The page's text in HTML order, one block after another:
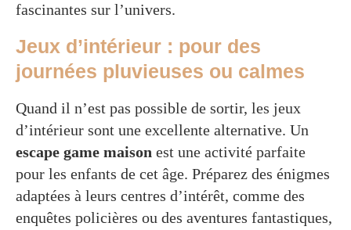
fascinantes sur l’univers.
Jeux d’intérieur : pour des
journées pluvieuses ou calmes
Quand il n’est pas possible de sortir, les jeux
d’intérieur sont une excellente alternative. Un
escape game maison est une activité parfaite
pour les enfants de cet âge. Préparez des énigmes
adaptées à leurs centres d’intérêt, comme des
enquêtes policières ou des aventures fantastiques,